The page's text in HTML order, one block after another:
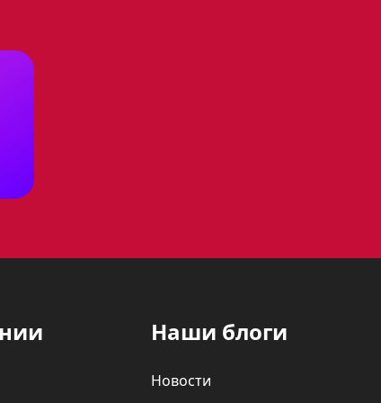
которую легко
делает ее
украшением Вашей
Наши блоги
Новости